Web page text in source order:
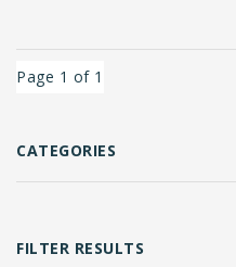
Page 1 of 1
CATEGORIES
FILTER RESULTS